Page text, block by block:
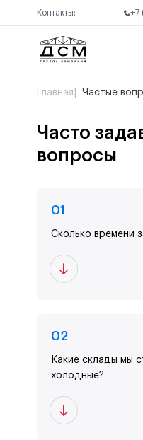
Контакты: +7
Узнать
Телефон
Главная Частые
Часто
вопросы
01
Сколько времени
02
Какие склады мы
холодные?